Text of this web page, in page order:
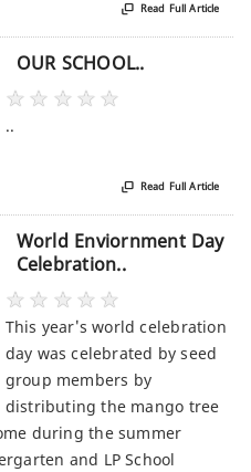
 Read Full Article
OUR SCHOOL..
★ ★ ★ ★ ★
..
 Read Full Article
World Enviornment Day
Celebration..
★ ★ ★ ★ ★
This year's world celebration
day was celebrated by seed
group members by
distributing the mango tree
during the summer
and LP School